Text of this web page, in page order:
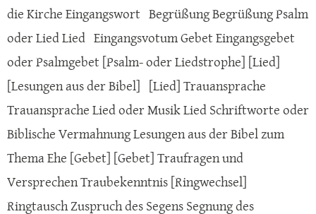
die Kirche Eingangswort Begrüßung Begrüßung Psalm
oder Lied Lied Eingangsvotum Gebet Eingangsgebet
oder Psalmgebet [Psalm- oder Liedstrophe] [Lied]
[Lesungen aus der Bibel] [Lied] Trauansprache
Trauansprache Lied oder Musik Lied Schriftworte oder
Biblische Vermahnung Lesungen aus der Bibel zum
Thema Ehe [Gebet] [Gebet] Traufragen und
Versprechen Traubekenntnis [Ringwechsel]
Ringtausch Zuspruch des Segens Segnung des